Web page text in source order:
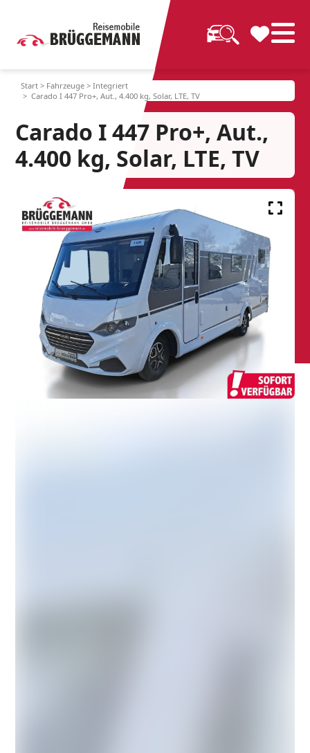
Start > Fahrzeuge >Integriert
> Carado I 447 Pro+, Aut., 4.400 kg, Solar, LTE, TV
Carado I 447 Pro+, Aut.,
4.400 kg, Solar, LTE, TV